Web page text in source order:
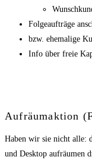
Folgeaufträge
bzw. ehemalige
Info über freie
Aufräumaktion
Haben wir sie nicht alle:
und Desktop aufräumen